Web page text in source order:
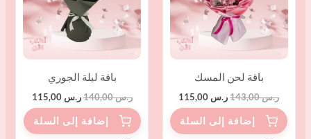
باقة لحن المسك
ر.س143,00 ر.س
باقة ليلة الجوري
ر.س140,00 ر.س 115,00